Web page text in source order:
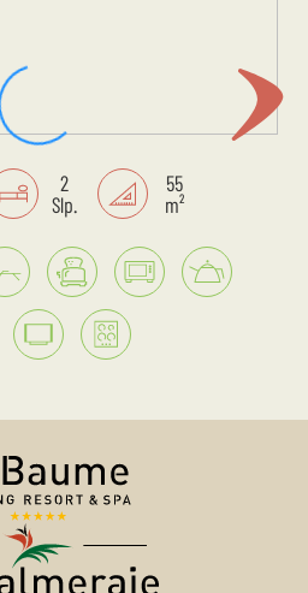
2
Slp.
55
m²